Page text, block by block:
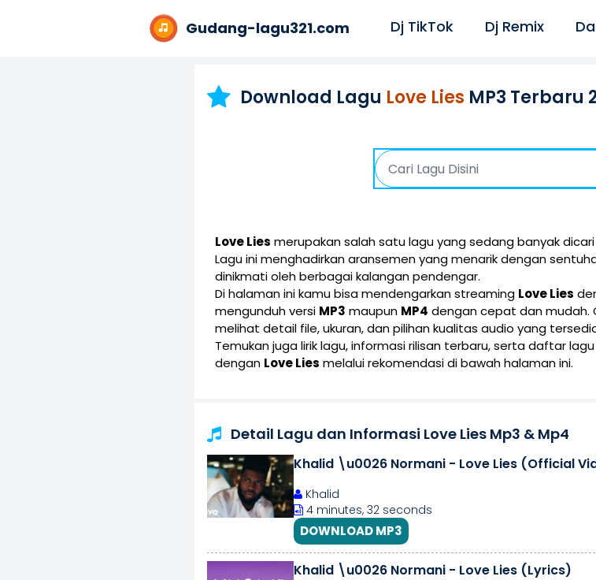
Gudang-lagu321.com Dj TikTok Dj Remix
Download Lagu Love Lies MP3 Terbaru
Love Lies merupakan salah satu lagu yang sedang banyak
Lagu ini menghadirkan aransemen yang menarik dengan
dinikmati oleh berbagai kalangan pendengar.
Di halaman ini kamu bisa mendengarkan streaming Love Lies
mengunduh versi MP3 maupun MP4 dengan cepat dan mudah.
melihat detail file, ukuran, dan pilihan kualitas audio yang
Temukan juga lirik lagu, informasi rilisan terbaru, serta daftar
dengan Love Lies melalui rekomendasi di bawah halaman ini.
Detail Lagu dan Informasi Love Lies Mp3 & Mp4
Khalid \u0026 Normani - Love Lies (Official
Khalid
4 minutes, 32 seconds
DOWNLOAD MP3
Khalid \u0026 Normani - Love Lies (Lyrics)